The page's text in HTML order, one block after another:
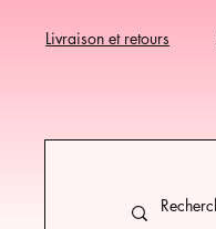
Livraison et retours